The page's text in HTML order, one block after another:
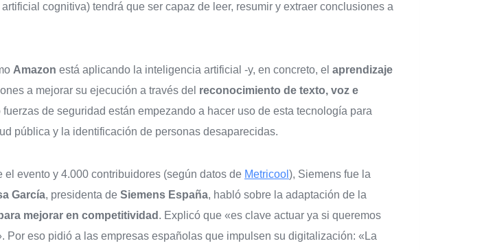
cognitiva) tendrá que ser capaz de leer, resumir y extraer conclusiones a
Amazon está aplicando la inteligencia artificial -y, en concreto, el aprendizaje
a mejorar su ejecución a través del reconocimiento de texto, voz e
de seguridad están empezando a hacer uso de esta tecnología para
pública y la identificación de personas desaparecidas.
evento y 4.000 contribuidores (según datos de Metricool ), Siemens fue la
García, presidenta de Siemens España, habló sobre la adaptación de la
mejorar en competitividad . Explicó que «es clave actuar ya si queremos
eso pidió a las empresas españolas que impulsen su digitalización: «La